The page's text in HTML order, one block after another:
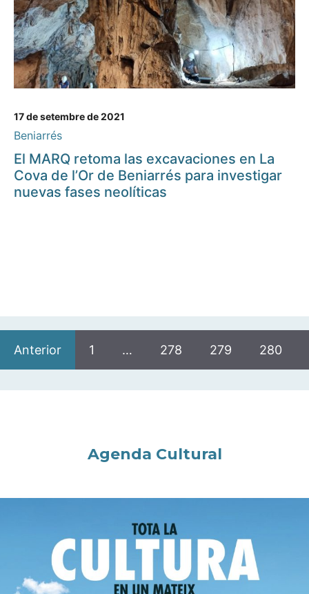
17 de setembre de 2021
Beniarrés
El MARQ retoma las excavaciones en La
Cova de l’Or de Beniarrés para investigar
nuevas fases neolíticas
Anterior 1 … 278 279 280
Agenda Cultural